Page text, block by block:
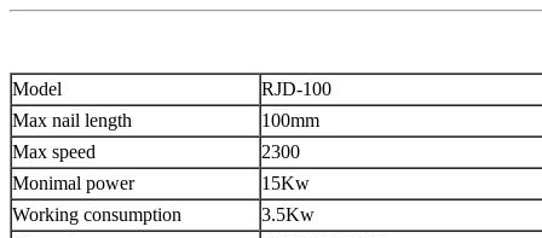
Model
RJD-100
Max nail length
100mm
Max speed
2300
Monimal power
15Kw
Working consumption
3.5Kw